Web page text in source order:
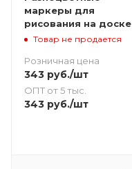
маркеры для
рисования на доске
Товар не продается
Розничная цена
343 руб./шт
ОПТ от 5 тыс.
343 руб./шт